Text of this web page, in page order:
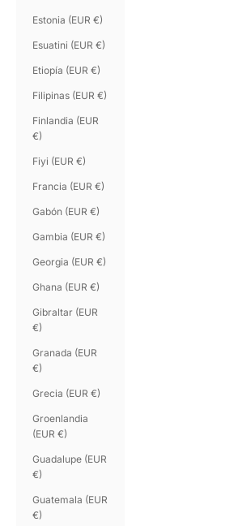
Estonia (EUR €)
Esuatini (EUR €)
Etiopía (EUR €)
Filipinas (EUR €)
Finlandia (EUR
€)
Fiyi (EUR €)
Francia (EUR €)
Gabón (EUR €)
Gambia (EUR €)
Georgia (EUR €)
Ghana (EUR €)
Gibraltar (EUR
€)
Granada (EUR
€)
Grecia (EUR €)
Groenlandia
(EUR €)
Guadalupe (EUR
€)
Guatemala (EUR
€)